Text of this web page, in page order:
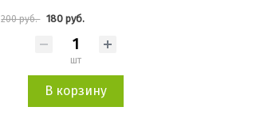
984 руб. 886 руб.
шт
В корзину